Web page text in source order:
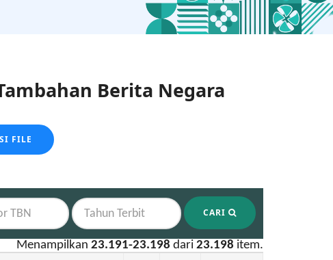
Berita Negara
FILE
CARI
Menampilkan 23.191-23.198 dari 23.198 item.